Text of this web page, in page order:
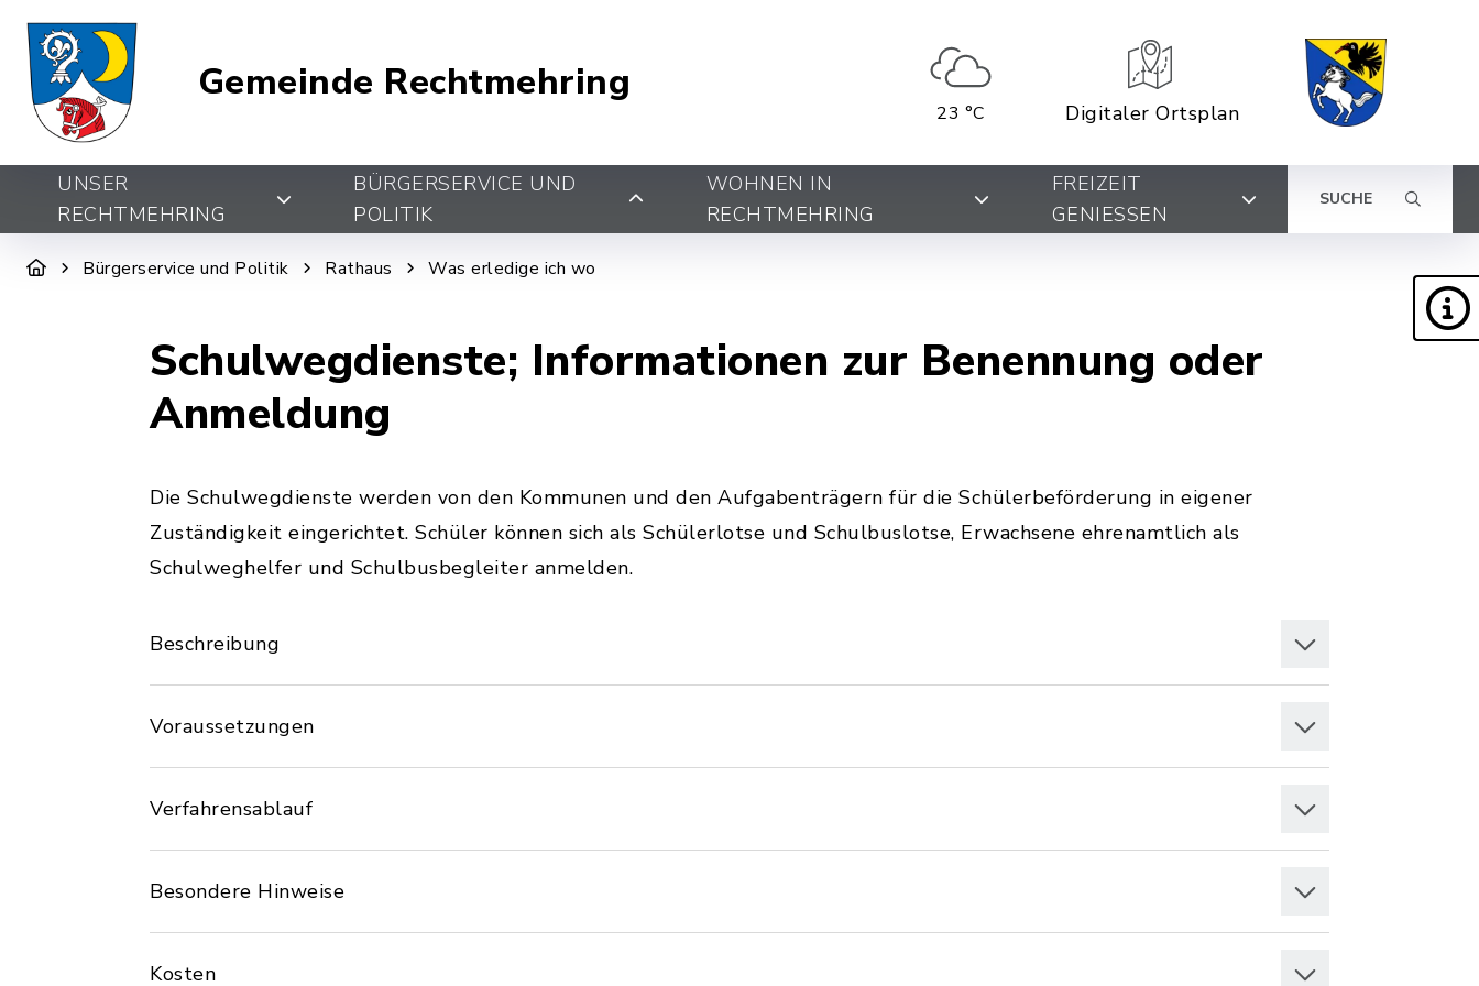
Gemeinde Rechtmehring
23 °C Digitaler Ortsplan
UNSER
RECHTMEHRING
BÜRGERSERVICE UND
POLITIK
WOHNEN IN
RECHTMEHRING
FREIZEIT
GENIESSEN
SUCHE
Bürgerservice und Politik Rathaus Was erledige ich wo
Schulwegdienste; Informationen zur Benennung oder
Anmeldung
Die Schulwegdienste werden von den Kommunen und den Aufgabenträgern für die Schülerbeförderung in eigener
Zuständigkeit eingerichtet. Schüler können sich als Schülerlotse und Schulbuslotse, Erwachsene ehrenamtlich als
Schulweghelfer und Schulbusbegleiter anmelden.
Beschreibung
Voraussetzungen
Verfahrensablauf
Besondere Hinweise
Kosten